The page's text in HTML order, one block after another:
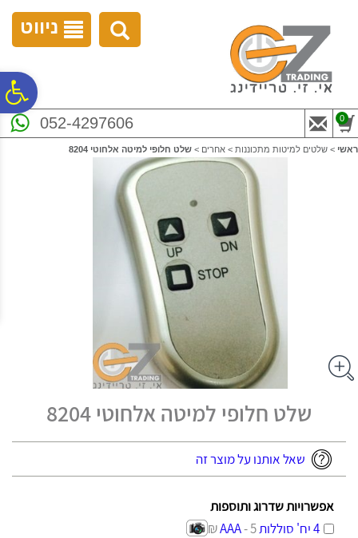
נגישות
ניווט
052-4297606 0
ראשי > שלטים למיטות מתכוננות > אחרים > שלט חלופי למיטה אלחוטי 8204
שלט חלופי למיטה אלחוטי 8204
שאל אותנו על מוצר זה
אפשרויות שדרוג ותוספות
4 יח' סוללות AAA
- 5 ₪